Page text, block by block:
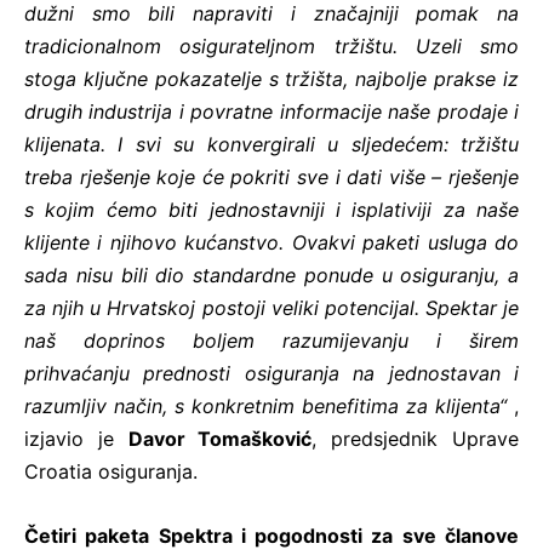
dužni smo bili napraviti i značajniji pomak na
tradicionalnom osigurateljnom tržištu. Uzeli smo
stoga ključne pokazatelje s tržišta, najbolje prakse iz
drugih industrija i povratne informacije naše prodaje i
klijenata. I svi su konvergirali u sljedećem: tržištu
treba rješenje koje će pokriti sve i dati više – rješenje
s kojim ćemo biti jednostavniji i isplativiji za naše
klijente i njihovo kućanstvo. Ovakvi paketi usluga do
sada nisu bili dio standardne ponude u osiguranju, a
za njih u Hrvatskoj postoji veliki potencijal. Spektar je
naš doprinos boljem razumijevanju i širem
prihvaćanju prednosti osiguranja na jednostavan i
razumljiv način, s konkretnim benefitima za klijenta“ ,
izjavio je Davor Tomašković, predsjednik Uprave
Croatia osiguranja.
Četiri paketa Spektra i pogodnosti za sve članove